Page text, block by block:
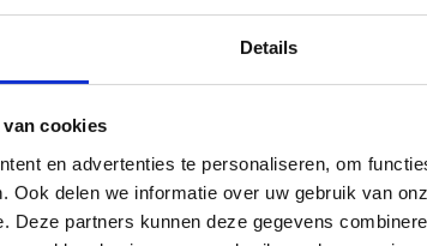
Details
cookies
en advertenties te personaliseren, om
Ook delen we informatie over uw gebruik van
Deze partners kunnen deze gegevens
het perfect maakt voor een gezellige en snelle
aan een efficiënte en aangename
en voorkeuren.